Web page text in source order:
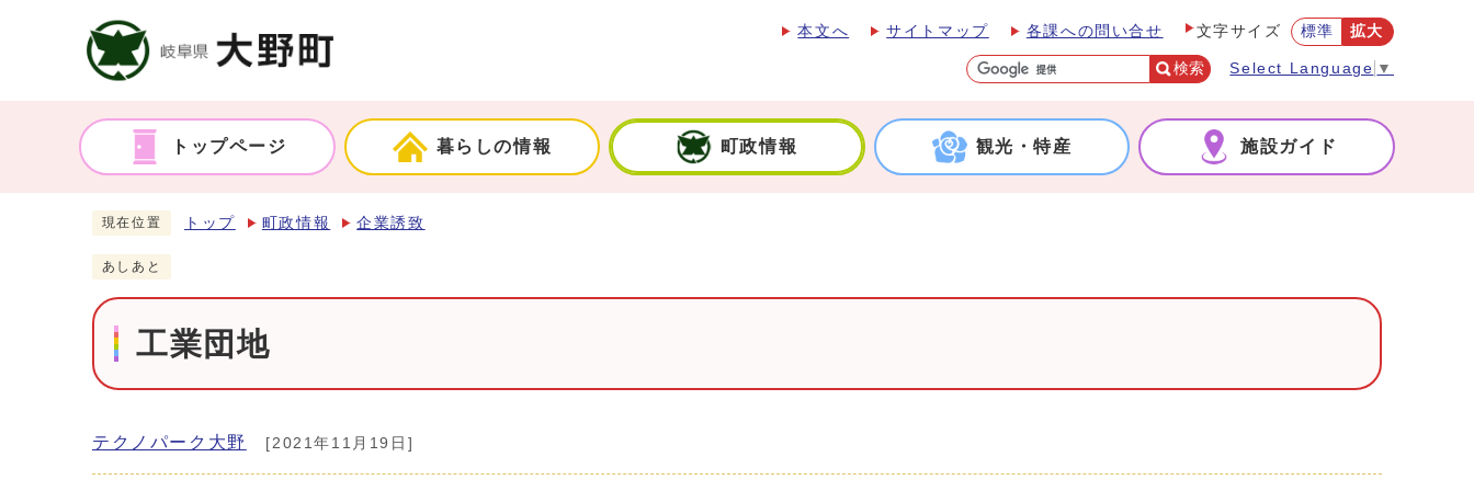
本文へ サイトマップ 各課への問い合せ 文字サイズ 標準 拡大
検索 Select Language ▼
トップページ 暮らしの情報 町政情報 観光・特産 施設ガイド
現在位置 トップ 町政情報 企業誘致
あしあと
工業団地
テクノパーク大野 [2021年11月19日]